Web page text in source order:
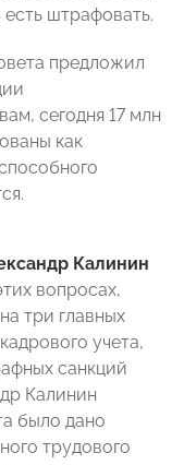
штрафовать.
предложил
сегодня 17 млн
как
Калинин
вопросах,
три главных
учета,
санкций
Калинин
было дано
трудового